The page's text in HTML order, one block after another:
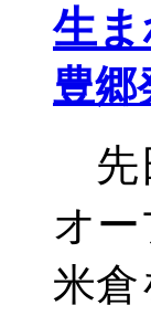
生
豊郷
先
オ
米